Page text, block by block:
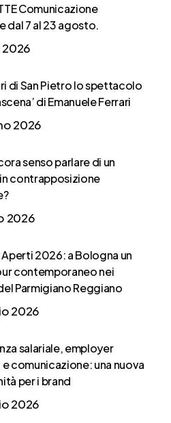
Comunicazione
dal 7 al 23 agosto.
2026
di San Pietro lo spettacolo
di Emanuele Ferrari
2026
senso parlare di un
contrapposizione
2026
2026: a Bologna un
contemporaneo nei
Parmigiano Reggiano
2026
salariale, employer
comunicazione: una nuova
per i brand
2026